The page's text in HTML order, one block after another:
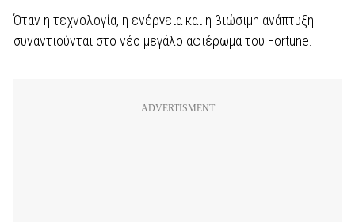
Όταν η τεχνολογία, η ενέργεια και η βιώσιμη ανάπτυξη
συναντιούνται στο νέο μεγάλο αφιέρωμα του Fortune.